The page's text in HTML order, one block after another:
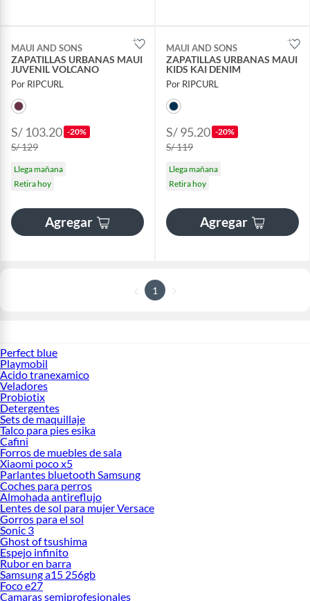
MAUI AND SONS
ZAPATILLAS URBANAS MAUI
JUVENIL VOLCANO
Por RIPCURL
S/ 103.20 -20%
S/ 129
Llega mañana
Retira hoy
Agregar
MAUI AND SONS
ZAPATILLAS URBANAS MAUI
KIDS KAI DENIM
Por RIPCURL
S/ 95.20 -20%
S/ 119
Llega mañana
Retira hoy
Agregar
1
Perfect blue
Playmobil
Acido tranexamico
Veladores
Probiotix
Detergentes
Sets de maquillaje
Talco para pies esika
Cafini
Forros de muebles de sala
Xiaomi poco x5
Parlantes bluetooth Samsung
Coches para perros
Almohada antireflujo
Lentes de sol para mujer Versace
Gorros para el sol
Sonic 3
Ghost of tsushima
Espejo infinito
Rubor en barra
Samsung a15 256gb
Foco e27
Camaras semiprofesionales